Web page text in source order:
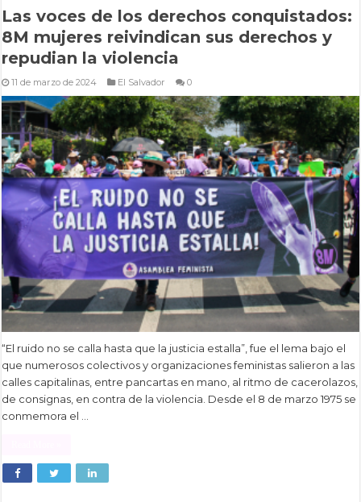
Las voces de los derechos conquistados:
8M mujeres reivindican sus derechos y
repudian la violencia
11 de marzo de 2024 El Salvador 0
“El ruido no se calla hasta que la justicia estalla”, fue el lema bajo el
que numerosos colectivos y organizaciones feministas salieron a las
calles capitalinas, entre pancartas en mano, al ritmo de cacerolazos,
de consignas, en contra de la violencia. Desde el 8 de marzo 1975 se
conmemora el …